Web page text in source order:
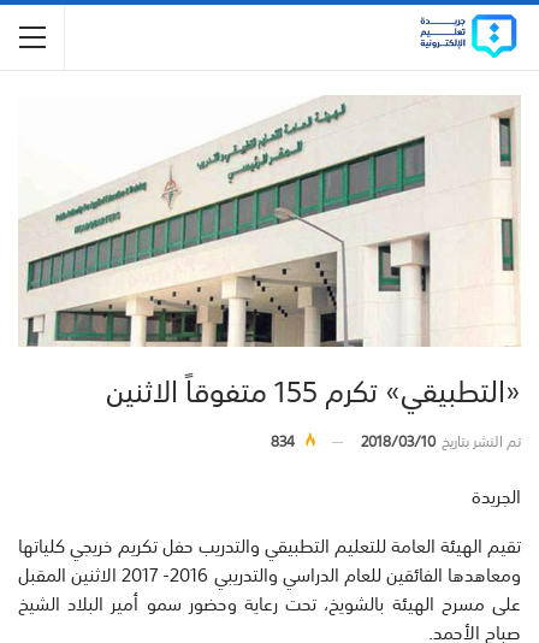
«التطبيقي» تكرم 155 متفوقاً الاثنين
تم النشر بتاريخ2018/03/10
834
الجريدة
تقيم الهيئة العامة للتعليم التطبيقي والتدريب حفل تكريم خريجي كلياتها
ومعاهدها الفائقين للعام الدراسي والتدريبي 2016- 2017 الاثنين المقبل
على مسرح الهيئة بالشويخ، تحت رعاية وحضور سمو أمير البلاد الشيخ
صباح الأحمد.